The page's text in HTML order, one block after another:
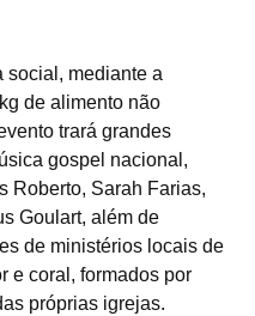
social, mediante a
de alimento não
trará grandes
gospel nacional,
Roberto, Sarah Farias,
Goulart, além de
de ministérios locais de
e coral, formados por
próprias igrejas.